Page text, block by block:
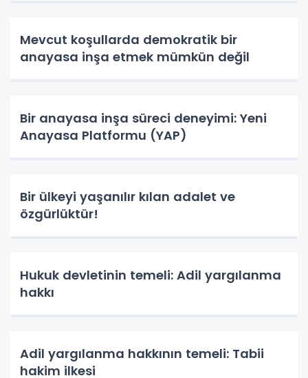
Mevcut koşullarda demokratik bir
anayasa inşa etmek mümkün değil
Bir anayasa inşa süreci deneyimi: Yeni
Anayasa Platformu (YAP)
Bir ülkeyi yaşanılır kılan adalet ve
özgürlüktür!
Hukuk devletinin temeli: Adil yargılanma
hakkı
Adil yargılanma hakkının temeli: Tabii
hakim ilkesi